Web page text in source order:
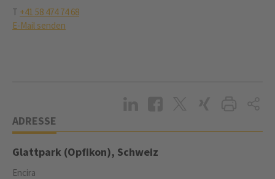
T +41 58 474 74 68
E-Mail senden
ADRESSE
Glattpark (Opfikon), Schweiz
Encira